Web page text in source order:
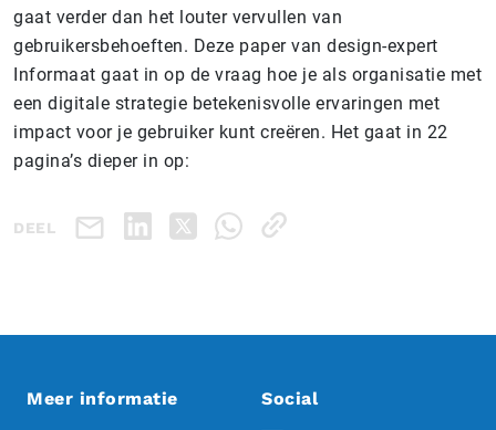
gaat verder dan het louter vervullen van
gebruikersbehoeften. Deze paper van design-expert
Informaat gaat in op de vraag hoe je als organisatie met
een digitale strategie betekenisvolle ervaringen met
impact voor je gebruiker kunt creëren. Het gaat in 22
pagina’s dieper in op:
DEEL
Meer informatie Social